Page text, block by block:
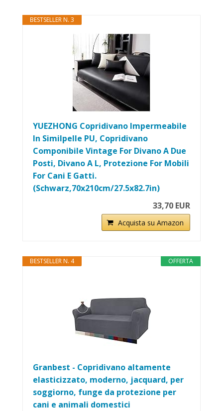
BESTSELLER N. 3
YUEZHONG Copridivano Impermeabile
In Similpelle PU, Copridivano
Componibile Vintage For Divano A Due
Posti, Divano A L, Protezione For Mobili
For Cani E Gatti.
(Schwarz,70x210cm/27.5x82.7in)
33,70 EUR
Acquista su Amazon
OFFERTA
BESTSELLER N. 4
Granbest - Copridivano altamente
elasticizzato, moderno, jacquard, per
soggiorno, funge da protezione per
cani e animali domestici